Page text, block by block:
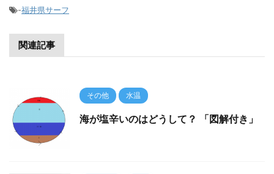
-福井県サーフ
関連記事
その他 水温
海が塩辛いのはどうして？ 「図解付き」